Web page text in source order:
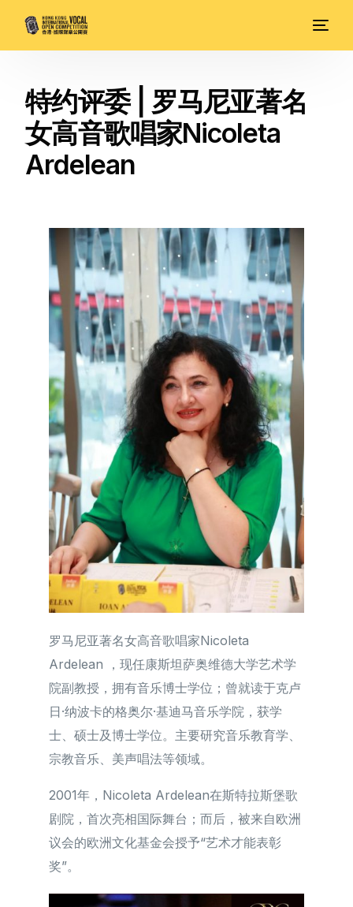
特约评委 | 罗马尼亚著名
女高音歌唱家Nicoleta
Ardelean
罗马尼亚著名女高音歌唱家Nicoleta
Ardelean ，现任康斯坦萨奥维德大学艺术学
院副教授，拥有音乐博士学位；曾就读于克卢
日·纳波卡的格奥尔·基迪马音乐学院，获学
士、硕士及博士学位。主要研究音乐教育学、
宗教音乐、美声唱法等领域。
2001年，Nicoleta Ardelean在斯特拉斯堡歌
剧院，首次亮相国际舞台；而后，被来自欧洲
议会的欧洲文化基金会授予“艺术才能表彰
奖”。
简体中文